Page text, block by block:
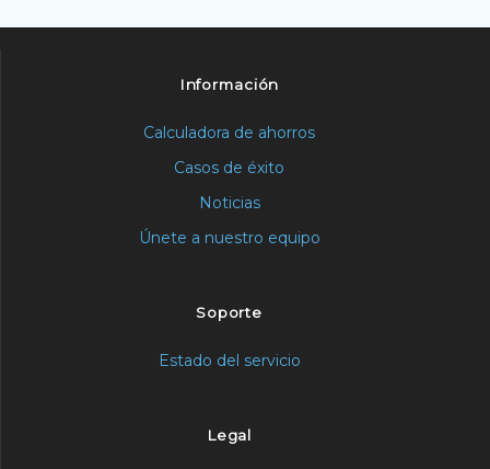
Información
Calculadora de ahorros
Casos de éxito
Noticias
Únete a nuestro equipo
Soporte
Estado del servicio
Legal